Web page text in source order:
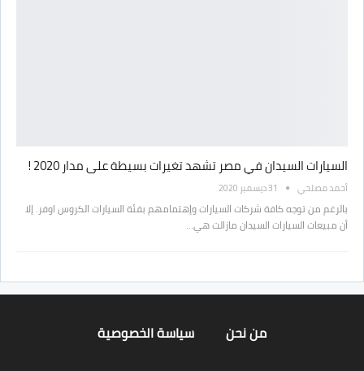
السيارات السيدان في مصر تشهد تغيرات بسيطة على مدار 2020 !
أحمد مصلحي 31 ديسمبر 2020
بالرغم من توجه كافة شركات السيارات وإهتمامهم بفئة السيارات الكروس اوفر. إلا
أن مبيعات السيارات السيدان مازالت هي…
من نحن سياسة الخصوصية